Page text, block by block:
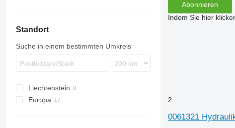
F-series
1410
Standort
Suche in einem bestimmten Umkreis
Liechtenstein
Europa
Abonnieren
Indem Sie hier
2
0061321